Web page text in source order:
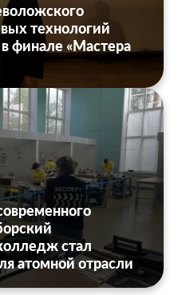
технологий
финале «Мастера
стал
атомной отрасли